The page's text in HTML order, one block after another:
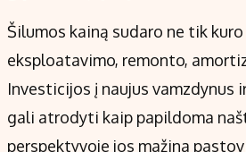
Šilumos kainą sudaro ne tik
eksploatavimo, remonto,
Investicijos į naujus vamzdynus
gali atrodyti kaip papildoma
perspektyvoje jos mažina